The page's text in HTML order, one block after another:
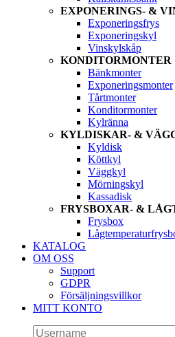
EXPONERINGS- &
Exponeringsfrys
Exponeringskyl
Vinskylskåp
Bänkmonter
Exponeringsmonter
Tårtmonter
Konditormonter
Kylränna
KYLDISKAR- &
Kyldisk
Köttkyl
Väggkyl
Mörningskyl
Kassadisk
FRYSBOXAR- &
Frysbox
KATALOG
OM OSS
Support
GDPR
Försäljningsvillkor
MITT KONTO